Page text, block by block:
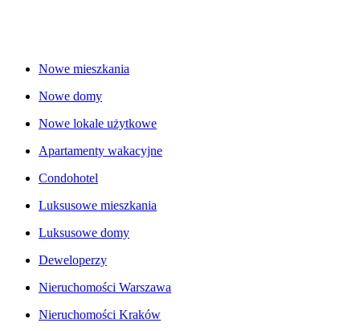
Nowe mieszkania
Nowe domy
Nowe lokale użytkowe
Apartamenty wakacyjne
Condohotel
Luksusowe mieszkania
Luksusowe domy
Deweloperzy
Nieruchomości Warszawa
Nieruchomości Kraków